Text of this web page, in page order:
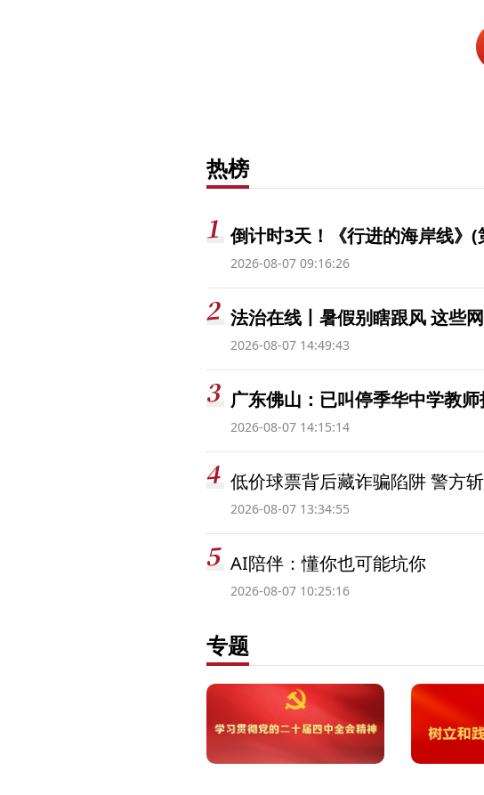
热榜
倒计时3天！《行进的海岸线》
2026-08-07 09:16:26
法治在线丨暑假别瞎跟风 这些
2026-08-07 14:49:43
广东佛山：已叫停季华中学教
2026-08-07 14:15:14
低价球票背后藏诈骗陷阱 警方
2026-08-07 13:34:55
AI陪伴：懂你也可能坑你
2026-08-07 10:25:16
专题